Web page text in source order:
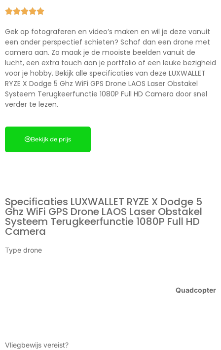

Gek op fotograferen en video’s maken en wil je deze vanuit
een ander perspectief schieten? Schaf dan een drone met
camera aan. Zo maak je de mooiste beelden vanuit de
lucht, een extra touch aan je portfolio of een leuke bezigheid
voor je hobby. Bekijk alle specificaties van deze LUXWALLET
RYZE X Dodge 5 Ghz WiFi GPS Drone LAOS Laser Obstakel
Systeem Terugkeerfunctie 1080P Full HD Camera door snel
verder te lezen.
Bekijk de prijs
Specificaties LUXWALLET RYZE X Dodge 5
Ghz WiFi GPS Drone LAOS Laser Obstakel
Systeem Terugkeerfunctie 1080P Full HD
Camera
Type drone
Quadcopter
Vliegbewijs vereist?